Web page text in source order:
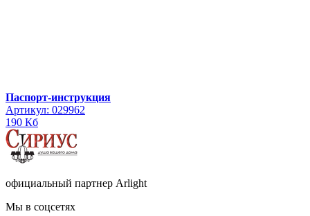
Паспорт-инструкция
Артикул: 029962
190 Кб
официальный партнер Arlight
Мы в соцсетях